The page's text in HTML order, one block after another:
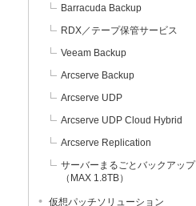
Barracuda Backup
RDX／テープ保管サービス
Veeam Backup
Arcserve Backup
Arcserve UDP
Arcserve UDP Cloud Hybrid
Arcserve Replication
サーバーまるごとバックアップ
（MAX 1.8TB）
仮想パッチソリューション